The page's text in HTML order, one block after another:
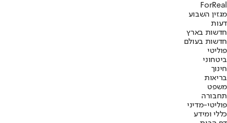
ForReal
מגזין השבוע
דעות
חדשות בארץ
חדשות בעולם
פוליטי
ביטחוני
חינוך
בריאות
משפט
תחבורה
פוליטי-מדיני
כללי ומידע